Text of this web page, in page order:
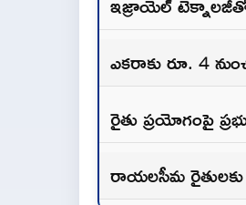
ఎకరాకు రూ. 4
రైతు ప్రయోగంపై
రాయలసీమ రైతులకు